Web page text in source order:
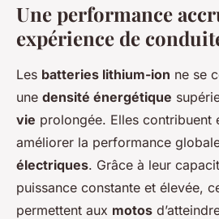
Une performance
expérience de
Les batteries lithium-ion ne se
une densité énergétique
vie prolongée. Elles contribuent
améliorer la performance
électriques. Grâce à leur
puissance constante et élevée,
permettent aux motos